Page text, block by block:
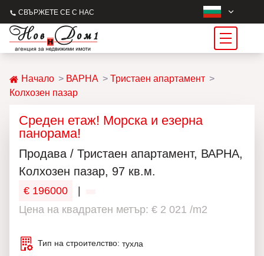
СВЪРЖЕТЕ СЕ С НАС
Начало ВАРНА
Тристаен апартамент
Колхозен пазар
Среден етаж! Морска и езерна
панорама!
Продава / Тристаен апартамент, ВАРНА,
Колхозен пазар, 97 кв.м.
€ 196000
Цена на квадратен метър: € 2 021 /m2
Тип на строителство: тухла